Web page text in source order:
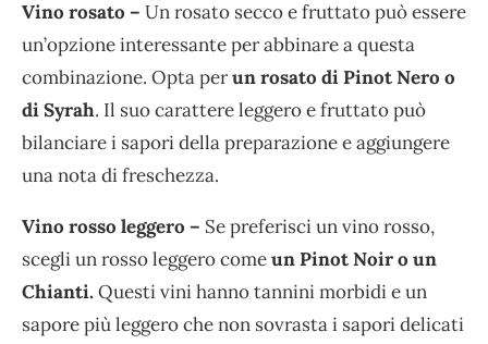
Vino rosato – Un rosato secco e fruttato può essere
un’opzione interessante per abbinare a questa
combinazione. Opta perun rosato di Pinot Nero o
di Syrah. Il suo carattere leggero e fruttato può
bilanciare i sapori della preparazione e aggiungere
una nota di freschezza.
Vino rosso leggero – Se preferisci un vino rosso,
scegli un rosso leggero comeun Pinot Noir o un
Chianti. Questi vini hanno tannini morbidi e un
sapore più leggero che non sovrasta i sapori delicati